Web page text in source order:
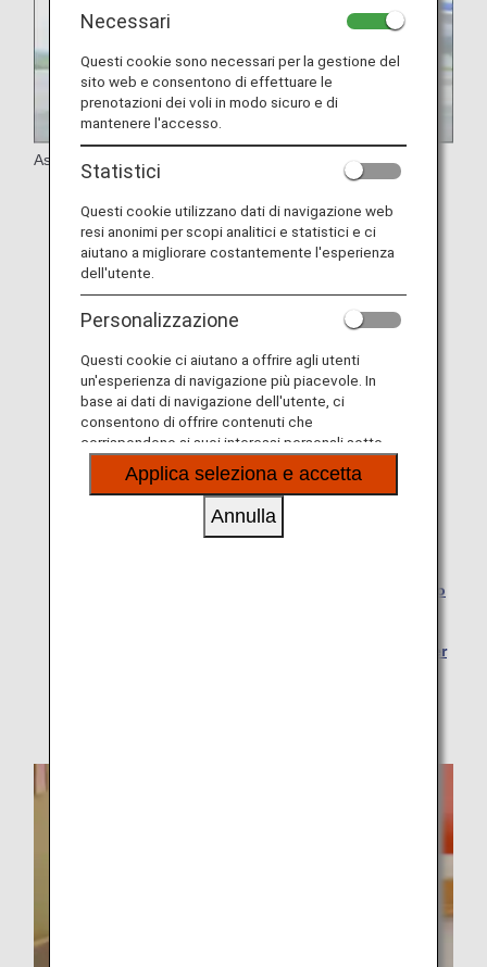
Assistenza
Esigenze mediche
Disabilità della vista
Disabilità uditive e comunicative
Passeggeri con difficoltà a mantenere una
posizione seduta
Cani da assistenza
Disabilità intellettive e disabilità dello sviluppo
Passeggeri con allergie
Passeggeri con sindrome da apnea del sonno (uso
Passeggeri che utilizzano bombole di ossigeno per
Necessari
Questi cookie sono necessari per la gestione del
sito web e consentono di effettuare le
prenotazioni dei voli in modo sicuro e di
mantenere l'accesso.
Statistici
Questi cookie utilizzano dati di navigazione web
resi anonimi per scopi analitici e statistici e ci
aiutano a migliorare costantemente l'esperienza
dell'utente.
Personalizzazione
Questi cookie ci aiutano a offrire agli utenti
un'esperienza di navigazione più piacevole. In
base ai dati di navigazione dell'utente, ci
consentono di offrire contenuti che
corrispondono ai suoi interessi personali sotto
forma di siti web, e-mail, social media e pubblicità.
Applica seleziona e accetta
Annulla